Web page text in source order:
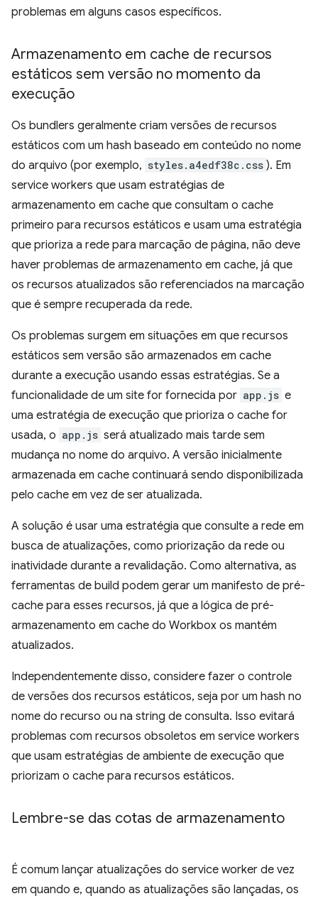
problemas em alguns casos específicos.
Armazenamento em cache de recursos
estáticos sem versão no momento da
execução
Os bundlers geralmente criam versões de recursos
estáticos com um hash baseado em conteúdo no nome
do arquivo (por exemplo, styles.a4edf38c.css ). Em
service workers que usam estratégias de
armazenamento em cache que consultam o cache
primeiro para recursos estáticos e usam uma estratégia
que prioriza a rede para marcação de página, não deve
haver problemas de armazenamento em cache, já que
os recursos atualizados são referenciados na marcação
que é sempre recuperada da rede.
Os problemas surgem em situações em que recursos
estáticos sem versão são armazenados em cache
durante a execução usando essas estratégias. Se a
funcionalidade de um site for fornecida por app.js e
uma estratégia de execução que prioriza o cache for
usada, o app.js será atualizado mais tarde sem
mudança no nome do arquivo. A versão inicialmente
armazenada em cache continuará sendo disponibilizada
pelo cache em vez de ser atualizada.
A solução é usar uma estratégia que consulte a rede em
busca de atualizações, como priorização da rede ou
inatividade durante a revalidação. Como alternativa, as
ferramentas de build podem gerar um manifesto de pré-
cache para esses recursos, já que a lógica de pré-
armazenamento em cache do Workbox os mantém
atualizados.
Independentemente disso, considere fazer o controle
de versões dos recursos estáticos, seja por um hash no
nome do recurso ou na string de consulta. Isso evitará
problemas com recursos obsoletos em service workers
que usam estratégias de ambiente de execução que
priorizam o cache para recursos estáticos.
Lembre-se das cotas de armazenamento
É comum lançar atualizações do service worker de vez
em quando e, quando as atualizações são lançadas, os